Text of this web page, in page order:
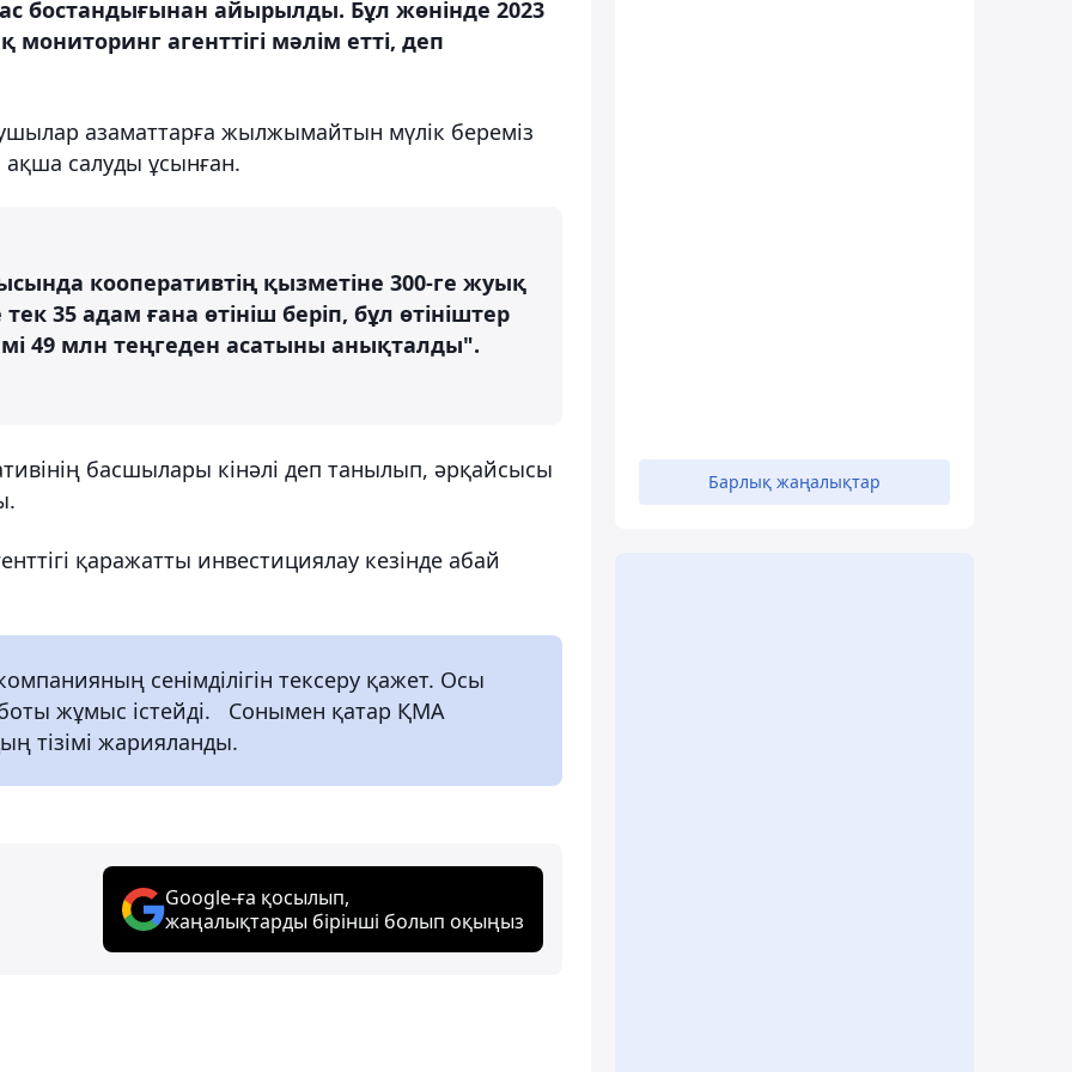
бостандығынан айырылды. Бұл жөнінде 2023
агенттігі мәлім етті, деп
азаматтарға жылжымайтын мүлік береміз
салуды ұсынған.
кооперативтің қызметіне 300-ге жуық
35 адам ғана өтініш беріп, бұл өтініштер
49 млн теңгеден асатыны анықталды".
басшылары кінәлі деп танылып, әрқайсысы
қаражатты инвестициялау кезінде абай
сенімділігін тексеру қажет. Осы
жұмыс істейді. Сонымен қатар ҚМА
тізімі жарияланды.
Google-ға қосылып,
жаңалықтарды бірінші болып оқыңыз
Барлық жаңалықтар